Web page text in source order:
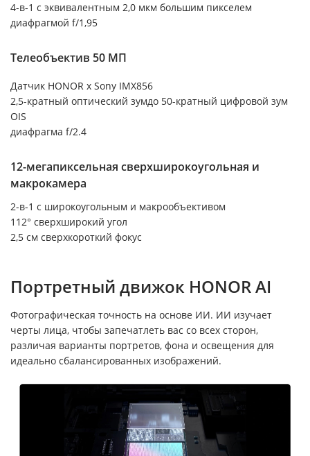
4-в-1 с эквивалентным 2,0 мкм большим пикселем
диафрагмой f/1,95
Телеобъектив 50 МП
Датчик HONOR x Sony IMX856
2,5-кратный оптический зумдо 50-кратный цифровой зум
OIS
диафрагма f/2.4
12-мегапиксельная сверхширокоугольная и
макрокамера
2-в-1 с широкоугольным и макрообъективом
112° сверхширокий угол
2,5 см сверхкороткий фокус
Портретный движок HONOR AI
Фотографическая точность на основе ИИ. ИИ изучает
черты лица, чтобы запечатлеть вас со всех сторон,
различая варианты портретов, фона и освещения для
идеально сбалансированных изображений.